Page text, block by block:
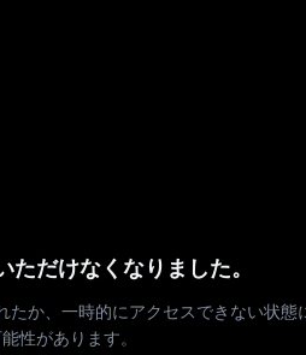
ただけなくなりました。
たか、一時的にアクセスできない状態
性があります。